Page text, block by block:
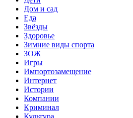
Дом и сад
Еда
Звёзды
Здоровье
Зимние виды спорта
ЗОЖ
Игры
Импортозамещение
Интернет
Истории
Компании
Криминал